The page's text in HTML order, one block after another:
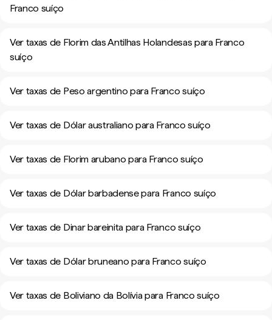
Franco suíço
Ver taxas de Florim das Antilhas Holandesas para Franco
suíço
Ver taxas de Peso argentino para Franco suíço
Ver taxas de Dólar australiano para Franco suíço
Ver taxas de Florim arubano para Franco suíço
Ver taxas de Dólar barbadense para Franco suíço
Ver taxas de Dinar bareinita para Franco suíço
Ver taxas de Dólar bruneano para Franco suíço
Ver taxas de Boliviano da Bolívia para Franco suíço